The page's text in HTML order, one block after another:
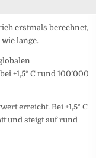
erstmals berechnet,
lange.
+1,5° C rund 100’000
erreicht. Bei +1,5° C
und steigt auf rund